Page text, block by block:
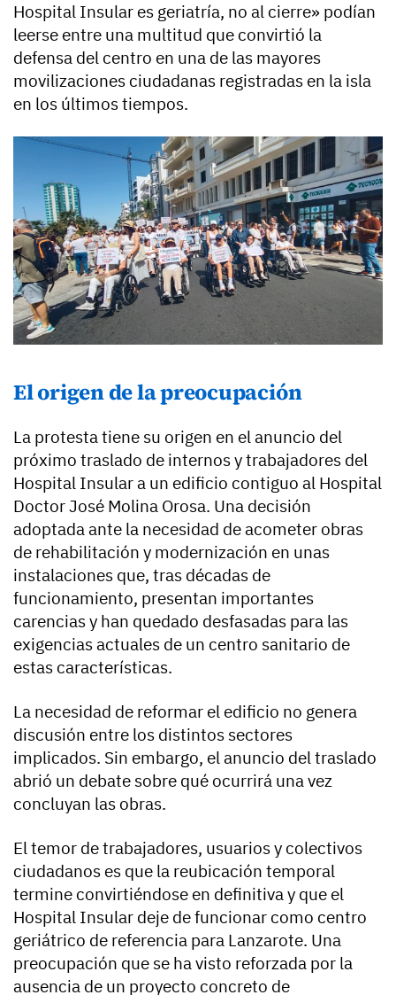
Hospital Insular es geriatría, no al cierre» podían
leerse entre una multitud que convirtió la
defensa del centro en una de las mayores
movilizaciones ciudadanas registradas en la isla
en los últimos tiempos.
El origen de la preocupación
La protesta tiene su origen en el anuncio del
próximo traslado de internos y trabajadores del
Hospital Insular a un edificio contiguo al Hospital
Doctor José Molina Orosa. Una decisión
adoptada ante la necesidad de acometer obras
de rehabilitación y modernización en unas
instalaciones que, tras décadas de
funcionamiento, presentan importantes
carencias y han quedado desfasadas para las
exigencias actuales de un centro sanitario de
estas características.
La necesidad de reformar el edificio no genera
discusión entre los distintos sectores
implicados. Sin embargo, el anuncio del traslado
abrió un debate sobre qué ocurrirá una vez
concluyan las obras.
El temor de trabajadores, usuarios y colectivos
ciudadanos es que la reubicación temporal
termine convirtiéndose en definitiva y que el
Hospital Insular deje de funcionar como centro
geriátrico de referencia para Lanzarote. Una
preocupación que se ha visto reforzada por la
ausencia de un proyecto concreto de